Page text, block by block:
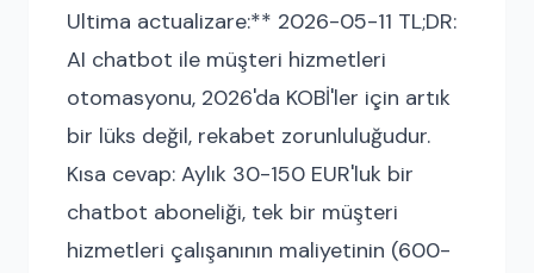
Ultima actualizare:** 2026-05-11 TL;DR:
AI chatbot ile müşteri hizmetleri
otomasyonu, 2026'da KOBİ'ler için artık
bir lüks değil, rekabet zorunluluğudur.
Kısa cevap: Aylık 30-150 EUR'luk bir
chatbot aboneliği, tek bir müşteri
hizmetleri çalışanının maliyetinin (600-